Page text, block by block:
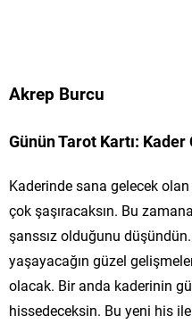
Akrep Burcu
Günün Tarot Kartı: Kader
Kaderinde sana gelecek
çok şaşıracaksın. Bu
şanssız olduğunu
yaşayacağın güzel
olacak. Bir anda kaderinin
hissedeceksin. Bu yeni his